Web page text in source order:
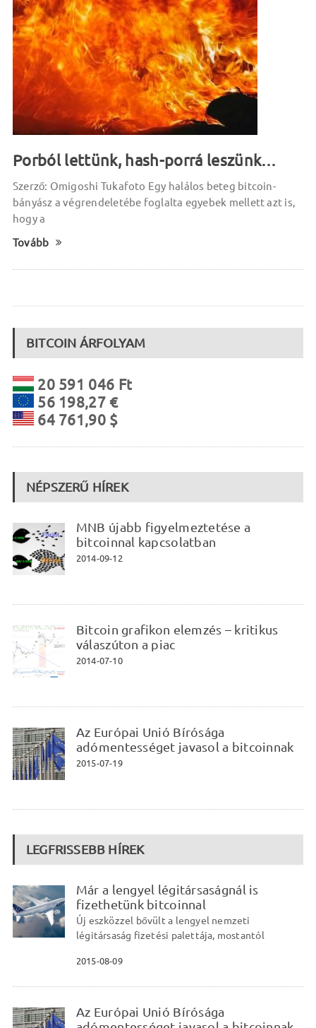
Porból lettünk, hash-porrá leszünk…
Szerző: Omigoshi Tukafoto Egy halálos beteg bitcoin-
bányász a végrendeletébe foglalta egyebek mellett azt is,
hogy a
Tovább
BITCOIN ÁRFOLYAM
20 591 046 Ft
56 198,27 €
64 761,90 $
NÉPSZERŰ HÍREK
MNB újabb figyelmeztetése a
bitcoinnal kapcsolatban
2014-09-12
Bitcoin grafikon elemzés – kritikus
válaszúton a piac
2014-07-10
Az Európai Unió Bírósága
adómentességet javasol a bitcoinnak
2015-07-19
LEGFRISSEBB HÍREK
Már a lengyel légitársaságnál is
fizethetünk bitcoinnal
Új eszközzel bővült a lengyel nemzeti
légitársaság fizetési palettája, mostantól
2015-08-09
Az Európai Unió Bírósága